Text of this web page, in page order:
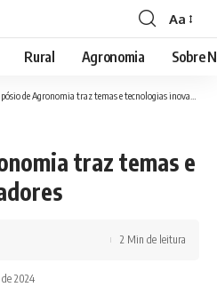
Font
Resizer
Aa
Rural Agronomia Sobre
de Agronomia traz temas e tecnologias inovadores
traz temas e
2024
2 Min de leitura